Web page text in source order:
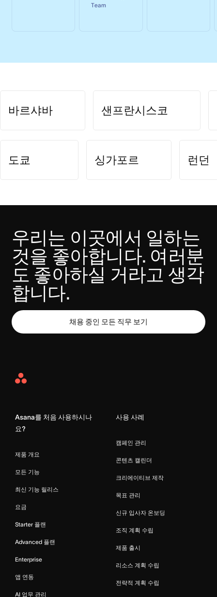
Team
바르샤바 샌프란시스코
도쿄 싱가포르 런던
우리는 이곳에서 일하는
것을 좋아합니다. 여러분
도 좋아하실 거라고 생각
합니다.
채용 중인 모든 직무 보기
Asana
Asana를 처음 사용하시나
요?
제품 개요
모든 기능
최신 기능 릴리스
요금
Starter 플랜
Advanced 플랜
Enterprise
앱 연동
AI 업무 관리
사용 사례
캠페인 관리
콘텐츠 캘린더
크리에이티브 제작
목표 관리
신규 입사자 온보딩
조직 계획 수립
제품 출시
리소스 계획 수립
전략적 계획 수립